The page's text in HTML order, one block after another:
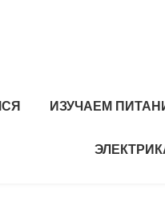
ИЗУЧАЕМ